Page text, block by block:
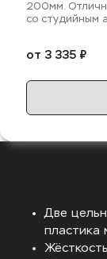
200мм.
со студийным
от 3 335 ₽
Двe
пластика